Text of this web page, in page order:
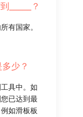
_____？
有国家。
少？
具中。如
已达到最
如滑板板